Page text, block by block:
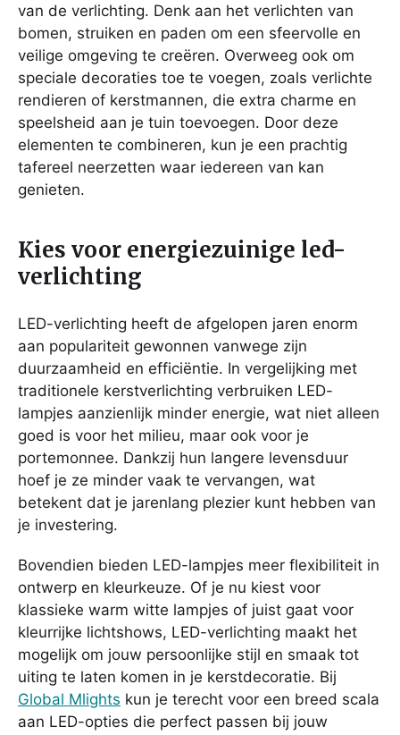
van de verlichting. Denk aan het verlichten van
bomen, struiken en paden om een sfeervolle en
veilige omgeving te creëren. Overweeg ook om
speciale decoraties toe te voegen, zoals verlichte
rendieren of kerstmannen, die extra charme en
speelsheid aan je tuin toevoegen. Door deze
elementen te combineren, kun je een prachtig
tafereel neerzetten waar iedereen van kan
genieten.
Kies voor energiezuinige led-
verlichting
LED-verlichting heeft de afgelopen jaren enorm
aan populariteit gewonnen vanwege zijn
duurzaamheid en efficiëntie. In vergelijking met
traditionele kerstverlichting verbruiken LED-
lampjes aanzienlijk minder energie, wat niet alleen
goed is voor het milieu, maar ook voor je
portemonnee. Dankzij hun langere levensduur
hoef je ze minder vaak te vervangen, wat
betekent dat je jarenlang plezier kunt hebben van
je investering.
Bovendien bieden LED-lampjes meer flexibiliteit in
ontwerp en kleurkeuze. Of je nu kiest voor
klassieke warm witte lampjes of juist gaat voor
kleurrijke lichtshows, LED-verlichting maakt het
mogelijk om jouw persoonlijke stijl en smaak tot
uiting te laten komen in je kerstdecoratie. Bij
Global Mlights kun je terecht voor een breed scala
aan LED-opties die perfect passen bij jouw